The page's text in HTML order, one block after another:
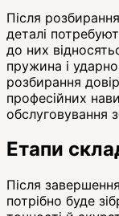
Після
деталі
до них
пружина і
розбирання
професійних
обслуговування
Етапи
Після
потрібно буде